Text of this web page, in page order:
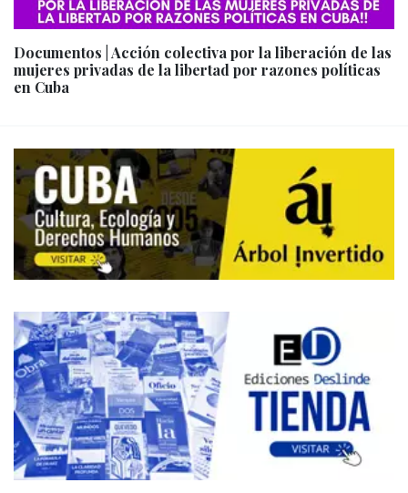
Documentos | Acción colectiva por la liberación de las
mujeres privadas de la libertad por razones políticas
en Cuba